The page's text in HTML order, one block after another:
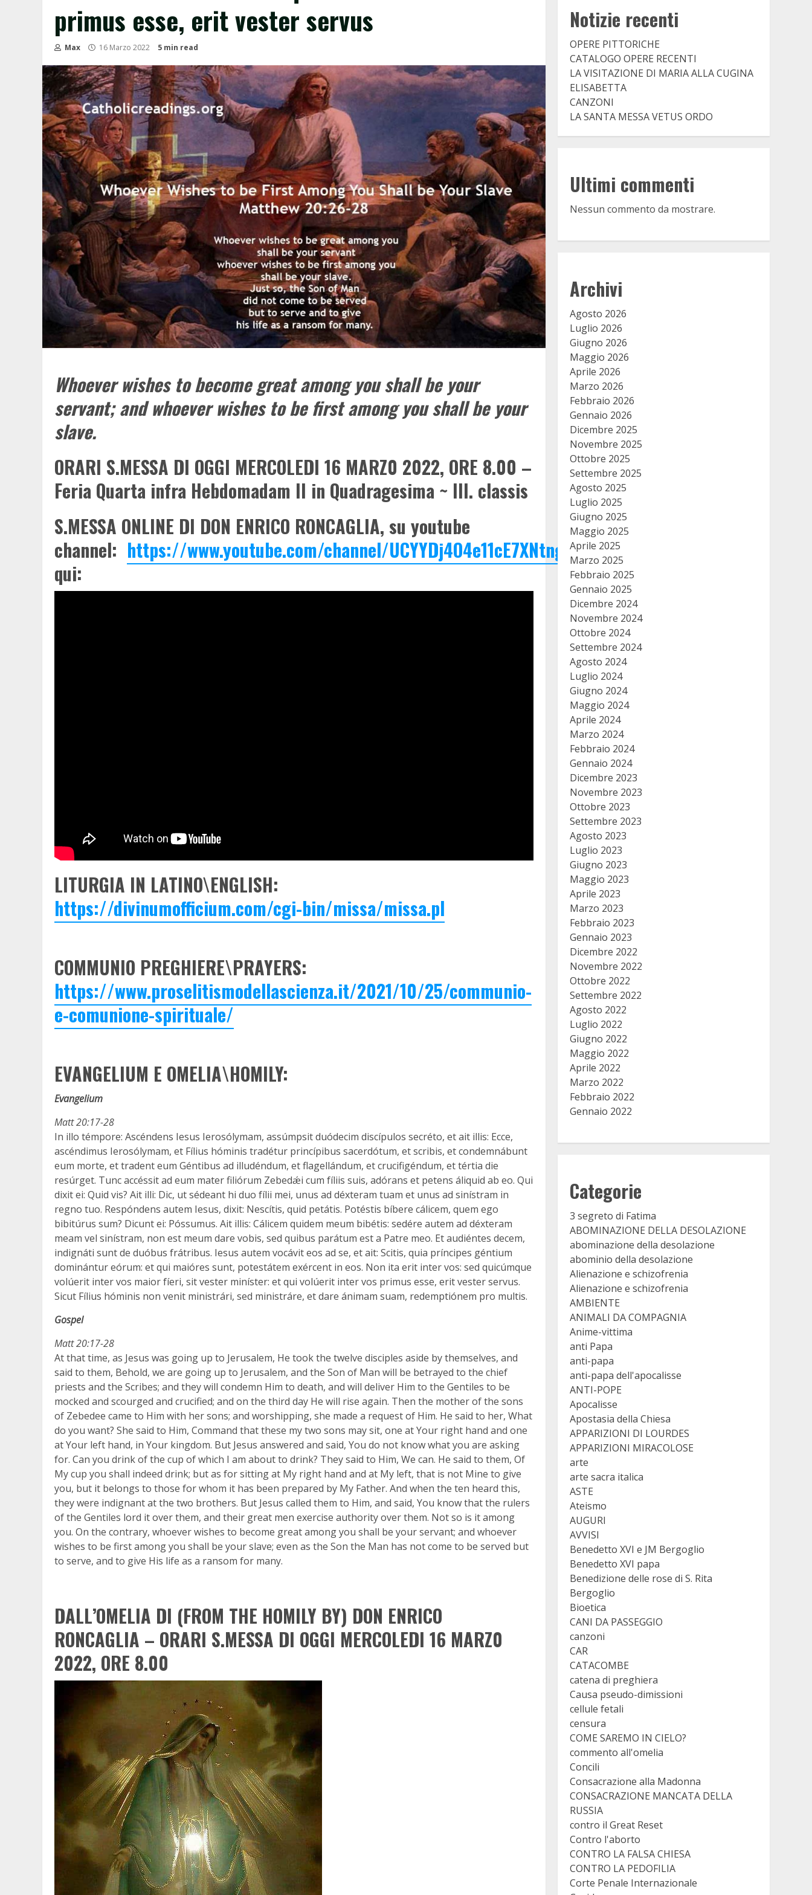
primus esse, erit vester servus
Max 16 Marzo 2022 5 min read
Whoever wishes to become great among you shall be your
servant; and whoever wishes to be first among you shall be your
slave.
ORARI S.MESSA DI OGGI MERCOLEDI 16 MARZ0 2022, ORE 8.00 –
Feria Quarta infra Hebdomadam II in Quadragesima ~ III. classis
S.MESSA ONLINE DI DON ENRICO RONCAGLIA, su youtube
channel: https://www.youtube.com/channel/UCYYDj4O4e11cE7XNtngkoJAe
qui:
LITURGIA IN LATINO\ENGLISH:
https://divinumofficium.com/cgi-bin/missa/missa.pl
COMMUNIO PREGHIERE\PRAYERS:
https://www.proselitismodellascienza.it/2021/10/25/communio-
e-comunione-spirituale/
EVANGELIUM E OMELIA\HOMILY:
Evangelium
Matt 20:17-28
In illo témpore: Ascéndens Iesus Ierosólymam, assúmpsit duódecim discípulos secréto, et ait illis: Ecce,
ascéndimus Ierosólymam, et Fílius hóminis tradétur princípibus sacerdótum, et scribis, et condemnábunt
eum morte, et tradent eum Géntibus ad illudéndum, et flagellándum, et crucifigéndum, et tértia die
resúrget. Tunc accéssit ad eum mater filiórum Zebedǽi cum fíliis suis, adórans et petens áliquid ab eo. Qui
dixit ei: Quid vis? Ait illi: Dic, ut sédeant hi duo fílii mei, unus ad déxteram tuam et unus ad sinístram in
regno tuo. Respóndens autem Iesus, dixit: Nescítis, quid petátis. Potéstis bíbere cálicem, quem ego
bibitúrus sum? Dicunt ei: Póssumus. Ait illis: Cálicem quidem meum bibétis: sedére autem ad déxteram
meam vel sinístram, non est meum dare vobis, sed quibus parátum est a Patre meo. Et audiéntes decem,
indignáti sunt de duóbus frátribus. Iesus autem vocávit eos ad se, et ait: Scitis, quia príncipes géntium
dominántur eórum: et qui maióres sunt, potestátem exércent in eos. Non ita erit inter vos: sed quicúmque
volúerit inter vos maior fíeri, sit vester miníster: et qui volúerit inter vos primus esse, erit vester servus.
Sicut Fílius hóminis non venit ministrári, sed ministráre, et dare ánimam suam, redemptiónem pro multis.
Gospel
Matt 20:17-28
At that time, as Jesus was going up to Jerusalem, He took the twelve disciples aside by themselves, and
said to them, Behold, we are going up to Jerusalem, and the Son of Man will be betrayed to the chief
priests and the Scribes; and they will condemn Him to death, and will deliver Him to the Gentiles to be
mocked and scourged and crucified; and on the third day He will rise again. Then the mother of the sons
of Zebedee came to Him with her sons; and worshipping, she made a request of Him. He said to her, What
do you want? She said to Him, Command that these my two sons may sit, one at Your right hand and one
at Your left hand, in Your kingdom. But Jesus answered and said, You do not know what you are asking
for. Can you drink of the cup of which I am about to drink? They said to Him, We can. He said to them, Of
My cup you shall indeed drink; but as for sitting at My right hand and at My left, that is not Mine to give
you, but it belongs to those for whom it has been prepared by My Father. And when the ten heard this,
they were indignant at the two brothers. But Jesus called them to Him, and said, You know that the rulers
of the Gentiles lord it over them, and their great men exercise authority over them. Not so is it among
you. On the contrary, whoever wishes to become great among you shall be your servant; and whoever
wishes to be first among you shall be your slave; even as the Son the Man has not come to be served but
to serve, and to give His life as a ransom for many.
DALL’OMELIA DI (FROM THE HOMILY BY) DON ENRICO
RONCAGLIA – ORARI S.MESSA DI OGGI MERCOLEDI 16 MARZ0
2022, ORE 8.00
Notizie recenti
OPERE PITTORICHE
CATALOGO OPERE RECENTI
LA VISITAZIONE DI MARIA ALLA CUGINA
ELISABETTA
CANZONI
LA SANTA MESSA VETUS ORDO
Ultimi commenti
Nessun commento da mostrare.
Archivi
Agosto 2026
Luglio 2026
Giugno 2026
Maggio 2026
Aprile 2026
Marzo 2026
Febbraio 2026
Gennaio 2026
Dicembre 2025
Novembre 2025
Ottobre 2025
Settembre 2025
Agosto 2025
Luglio 2025
Giugno 2025
Maggio 2025
Aprile 2025
Marzo 2025
Febbraio 2025
Gennaio 2025
Dicembre 2024
Novembre 2024
Ottobre 2024
Settembre 2024
Agosto 2024
Luglio 2024
Giugno 2024
Maggio 2024
Aprile 2024
Marzo 2024
Febbraio 2024
Gennaio 2024
Dicembre 2023
Novembre 2023
Ottobre 2023
Settembre 2023
Agosto 2023
Luglio 2023
Giugno 2023
Maggio 2023
Aprile 2023
Marzo 2023
Febbraio 2023
Gennaio 2023
Dicembre 2022
Novembre 2022
Ottobre 2022
Settembre 2022
Agosto 2022
Luglio 2022
Giugno 2022
Maggio 2022
Aprile 2022
Marzo 2022
Febbraio 2022
Gennaio 2022
Categorie
3 segreto di Fatima
ABOMINAZIONE DELLA DESOLAZIONE
abominazione della desolazione
abominio della desolazione
Alienazione e schizofrenia
Alienazione e schizofrenia
AMBIENTE
ANIMALI DA COMPAGNIA
Anime-vittima
anti Papa
anti-papa
anti-papa dell'apocalisse
ANTI-POPE
Apocalisse
Apostasia della Chiesa
APPARIZIONI DI LOURDES
APPARIZIONI MIRACOLOSE
arte
arte sacra italica
ASTE
Ateismo
AUGURI
AVVISI
Benedetto XVI e JM Bergoglio
Benedetto XVI papa
Benedizione delle rose di S. Rita
Bergoglio
Bioetica
CANI DA PASSEGGIO
canzoni
CAR
CATACOMBE
catena di preghiera
Causa pseudo-dimissioni
cellule fetali
censura
COME SAREMO IN CIELO?
commento all'omelia
Concili
Consacrazione alla Madonna
CONSACRAZIONE MANCATA DELLA
RUSSIA
contro il Great Reset
Contro l'aborto
CONTRO LA FALSA CHIESA
CONTRO LA PEDOFILIA
Corte Penale Internazionale